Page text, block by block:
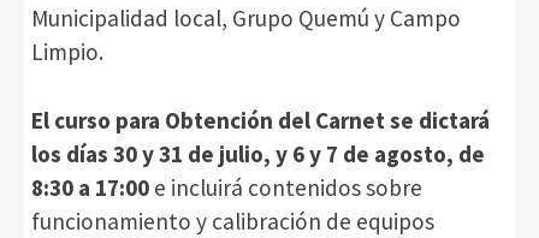
Municipalidad local, Grupo Quemú y Campo
Limpio.
El curso para Obtención del Carnet se dictará
los días 30 y 31 de julio, y 6 y 7 de agosto, de
8:30 a 17:00 e incluirá contenidos sobre
funcionamiento y calibración de equipos